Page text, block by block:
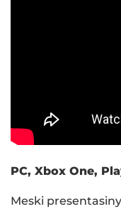
PC, Xbox One,
Meski